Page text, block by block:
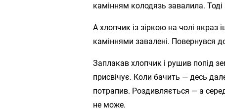
камінням колодязь завалила.
А хлопчик із зіркою на чолі якраз
каміннями завалені. Повернувся
Заплакав хлопчик і рушив попід
присвічує. Коли бачить — десь
потрапив. Роздивляється — а серед
не може.